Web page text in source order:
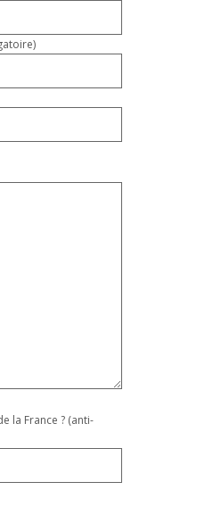
la France ? (anti-